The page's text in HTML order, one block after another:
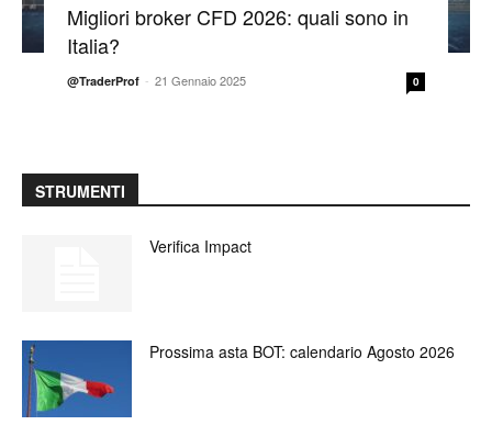
Migliori broker CFD 2026: quali sono in
Italia?
@TraderProf - 21 Gennaio 2025 0
STRUMENTI
Verifica Impact
Prossima asta BOT: calendario Agosto 2026